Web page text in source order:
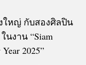
ใหญ่ กับสองศิลปิน
งาน “Siam
2025”